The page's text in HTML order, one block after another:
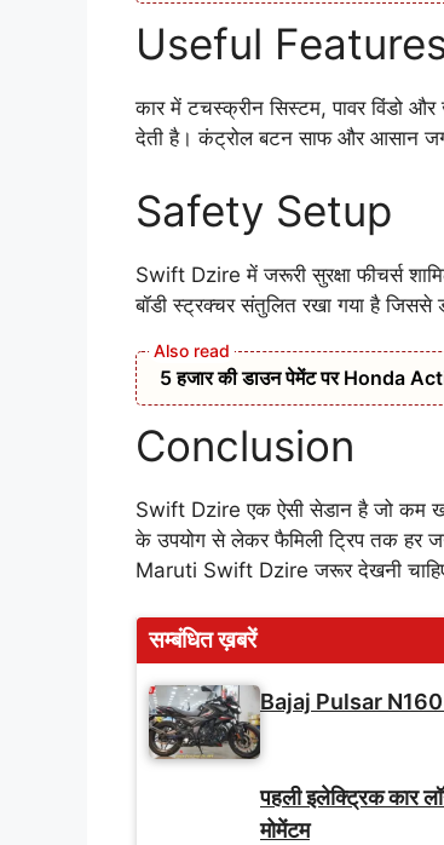
Useful
कार में टचस्क्रीन सिस्टम, पावर विंडो
देती है। कंट्रोल बटन साफ और आसान
Safety Setup
Swift Dzire में जरूरी सुरक्षा फीचर्स
बॉडी स्ट्रक्चर संतुलित रखा गया है जिससे
5 हजार की डाउन पेमेंट पर Honda
Conclusion
Swift Dzire एक ऐसी सेडान है जो कम
के उपयोग से लेकर फैमिली ट्रिप तक हर
Maruti Swift Dzire जरूर देखनी
सम्बंधित ख़बरें
Bajaj Pulsar
पहली इलेक्ट्रिक कार
मोमेंटम